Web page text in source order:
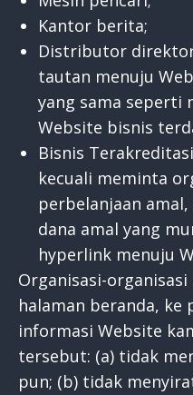
Kantor berita;
Distributor
tautan menuju
yang sama seperti
Website bisnis
Bisnis
kecuali meminta
perbelanjaan
dana amal yang
hyperlink menuju
Organisasi-
halaman beranda, ke
informasi Website
tersebut: (a) tidak
pun; (b) tidak